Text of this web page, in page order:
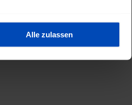
Alle zulassen
1-3 jours ouvrés